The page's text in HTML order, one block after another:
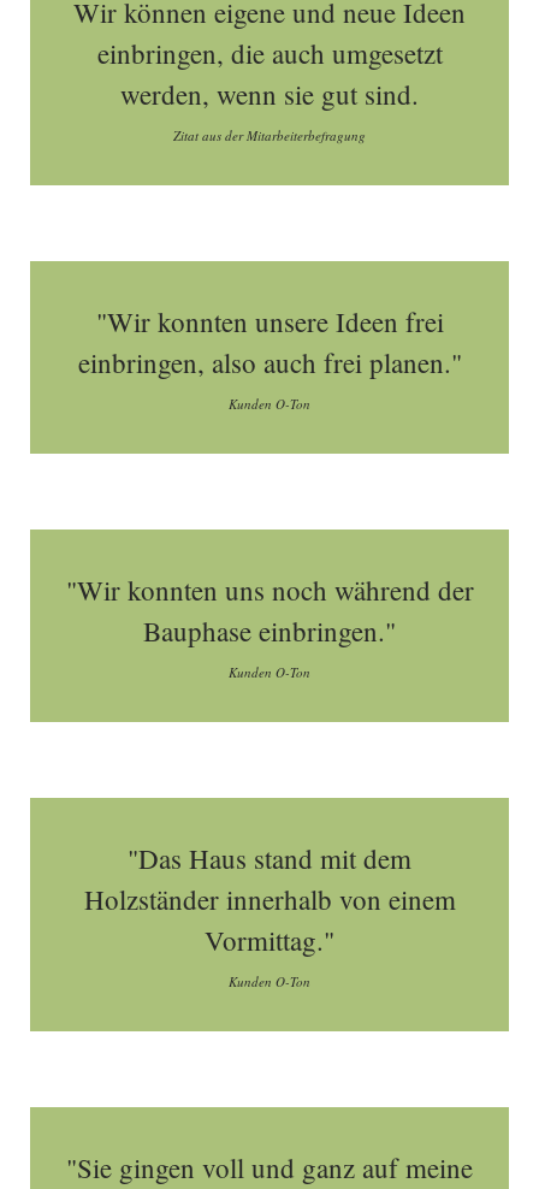
Wir können eigene und neue Ideen
einbringen, die auch umgesetzt
werden, wenn sie gut sind.
Zitat aus der Mitarbeiterbefragung
"Wir konnten unsere Ideen frei
einbringen, also auch frei planen."
Kunden O-Ton
"Wir konnten uns noch während der
Bauphase einbringen."
Kunden O-Ton
"Das Haus stand mit dem
Holzständer innerhalb von einem
Vormittag."
Kunden O-Ton
"Sie gingen voll und ganz auf meine